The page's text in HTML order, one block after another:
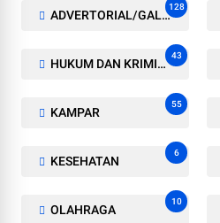
ADVERTORIAL/GALERI
128
HUKUM DAN KRIMINAL
43
KAMPAR
55
KESEHATAN
6
OLAHRAGA
10